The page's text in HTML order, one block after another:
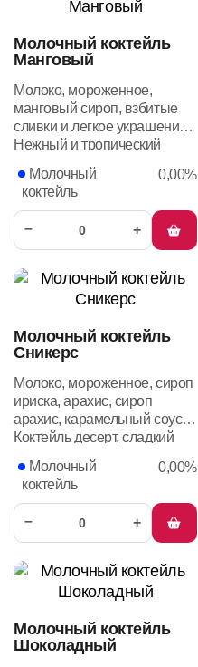
Молочный коктейль
Манговый
Молоко, мороженное,
манговый сироп, взбитые
сливки и легкое украшение.
Нежный и тропический
вашем бокале
Молочный
коктейль
0,00%
– +
Молочный коктейль
Сникерс
Молоко, мороженное, сироп
ириска, арахис, сироп
арахис, карамельный соус.
Коктейль десерт, сладкий
жаренного арахиса
Молочный
коктейль
0,00%
– +
Молочный коктейль
Шоколадный